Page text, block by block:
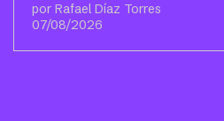
por Rafael Díaz Torres
07/08/2026